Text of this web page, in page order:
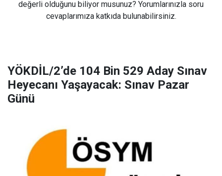
değerli olduğunu biliyor musunuz? Yorumlarınızla soru
cevaplarımıza katkıda bulunabilirsiniz.
YÖKDİL/2’de 104 Bin 529 Aday Sınav
Heyecanı Yaşayacak: Sınav Pazar
Günü